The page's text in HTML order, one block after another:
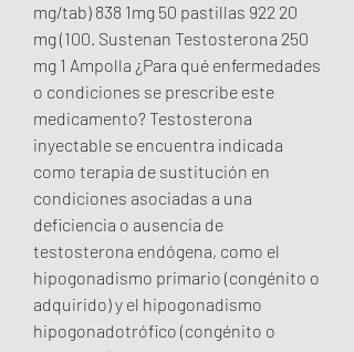
mg/tab) 838 1mg 50 pastillas 922 20
mg (100. Sustenan Testosterona 250
mg 1 Ampolla ¿Para qué enfermedades
o condiciones se prescribe este
medicamento? Testosterona
inyectable se encuentra indicada
como terapia de sustitución en
condiciones asociadas a una
deficiencia o ausencia de
testosterona endógena, como el
hipogonadismo primario (congénito o
adquirido) y el hipogonadismo
hipogonadotrófico (congénito o